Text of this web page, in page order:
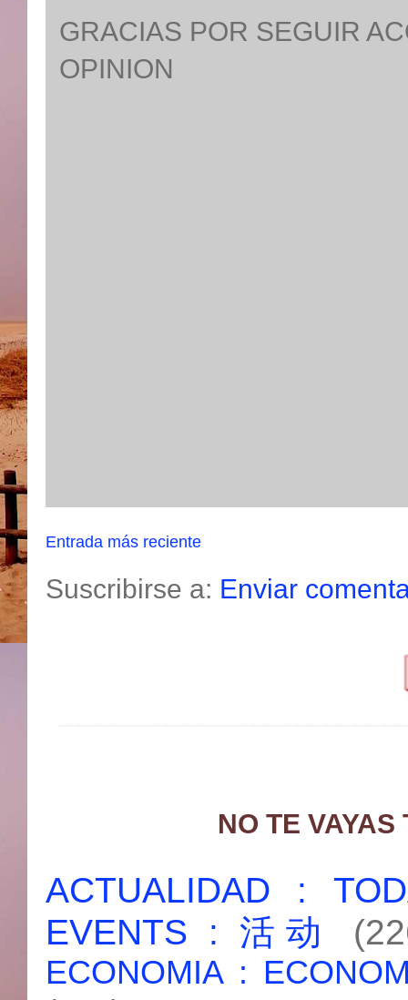
GRACIAS POR SEGUIR
OPINION
Entrada más reciente
Suscribirse a: Enviar
NO TE
ACTUALIDAD :
EVENTS : 活动
ECONOMIA :